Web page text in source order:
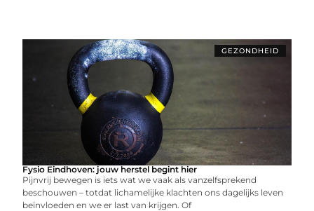
GEZONDHEID
Fysio Eindhoven: jouw herstel begint hier
Pijnvrij bewegen is iets wat we vaak als vanzelfsprekend
beschouwen – totdat lichamelijke klachten ons dagelijks leven
beïnvloeden en we er last van krijgen. Of